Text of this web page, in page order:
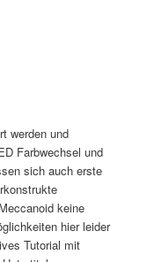
werden und
Farbwechsel und
sich auch erste
keine
hier leider
Tutorial mit